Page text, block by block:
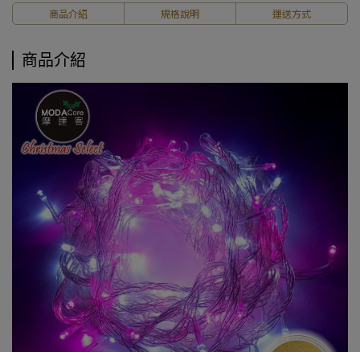
商品介紹 規格說明 運送方式
商品介紹